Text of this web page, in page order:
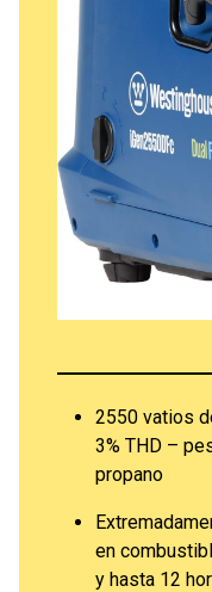
2550 vatios
3% THD –
propano
en
y hasta 12